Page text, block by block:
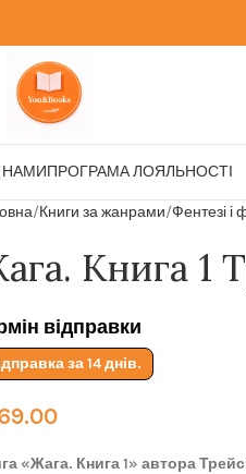
НАМИПРОГРАМА ЛОЯЛЬНОСТІ
Книги за жанрами Фентезі і
Книга 1
відправки
за 14 днів.
«Жага. Книга 1» автора